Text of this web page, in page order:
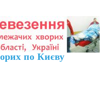
по Києву